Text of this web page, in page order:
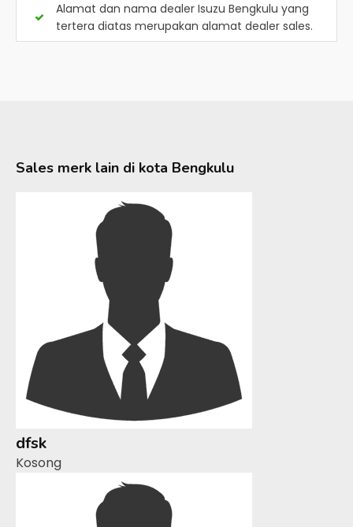
Alamat dan nama dealer Isuzu Bengkulu yang
tertera diatas merupakan alamat dealer sales.
Sales merk lain di kota Bengkulu
dfsk
Kosong